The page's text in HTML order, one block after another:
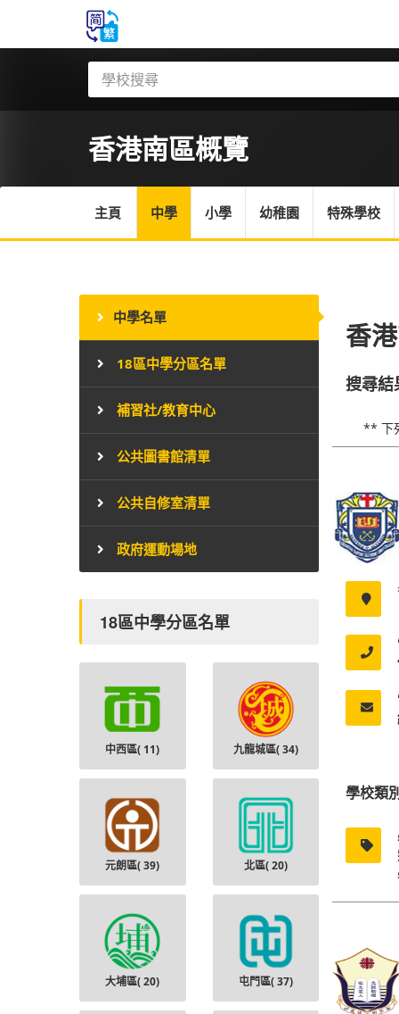
香港南區概覽
主頁 中學 小學 幼稚園 特殊學校
香
搜尋結
** 下
學校類
中學名單
18區中學分區名單
補習社/教育中心
公共圖書館清單
公共自修室清單
政府運動場地
18區中學分區名單
中西區( 11) 九龍城區(34)
元朗區(39) 北區(20)
大埔區(20) 屯門區(37)